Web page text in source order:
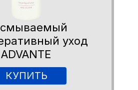
КУПИТЬ
уход
ADVANTE